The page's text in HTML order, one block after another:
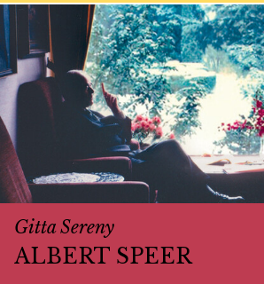
Gitta Sereny
ALBERT SPEER